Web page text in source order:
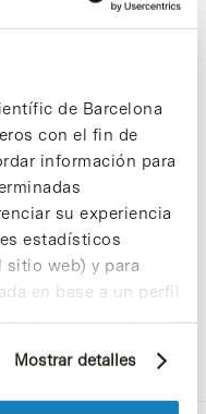
de Barcelona
con el fin de
información para
su experiencia
estadísticos
sitio web) y para
en base a un perfil
de navegación (por
consultar
Mostrar detalles